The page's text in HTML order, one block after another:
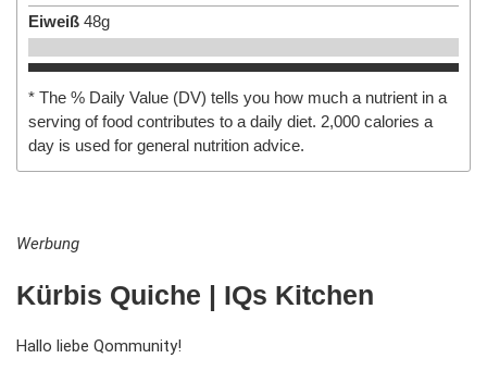
Eiweiß 48g
* The % Daily Value (DV) tells you how much a nutrient in a
serving of food contributes to a daily diet. 2,000 calories a
day is used for general nutrition advice.
Werbung
Kürbis Quiche | IQs Kitchen
Hallo liebe Qommunity!